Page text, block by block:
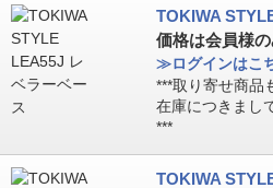
TOKIWA
価格は会員様
≫ログインはこ
***取り寄せ商品
在庫につきまし
***
TOKIWA